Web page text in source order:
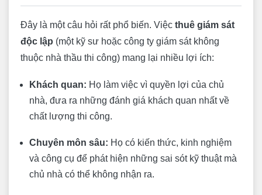
Đây là một câu hỏi rất phổ biến. Việc thuê giám sát
độc lập (một kỹ sư hoặc công ty giám sát không
thuộc nhà thầu thi công) mang lại nhiều lợi ích:
Khách quan: Họ làm việc vì quyền lợi của chủ
nhà, đưa ra những đánh giá khách quan nhất về
chất lượng thi công.
Chuyên môn sâu: Họ có kiến thức, kinh nghiệm
và công cụ để phát hiện những sai sót kỹ thuật mà
chủ nhà có thể không nhận ra.